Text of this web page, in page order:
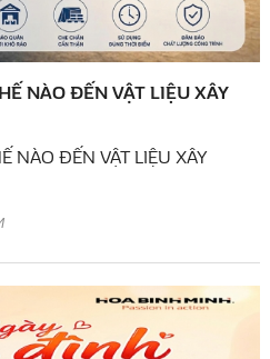
NÀO ĐẾN VẬT LIỆU XÂY
NÀO ĐẾN VẬT LIỆU XÂY